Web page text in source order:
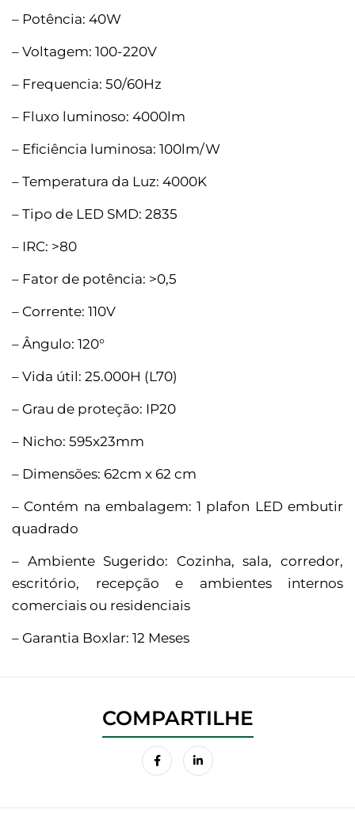
– Potência: 40W
– Voltagem: 100-220V
– Frequencia: 50/60Hz
– Fluxo luminoso: 4000lm
– Eficiência luminosa: 100lm/W
– Temperatura da Luz: 4000K
– Tipo de LED SMD: 2835
– IRC: >80
– Fator de potência: >0,5
– Corrente: 110V
– Ângulo: 120°
– Vida útil: 25.000H (L70)
– Grau de proteção: IP20
– Nicho: 595x23mm
– Dimensões: 62cm x 62 cm
– Contém na embalagem: 1 plafon LED embutir
quadrado
– Ambiente Sugerido: Cozinha, sala, corredor,
escritório, recepção e ambientes internos
comerciais ou residenciais
– Garantia Boxlar: 12 Meses